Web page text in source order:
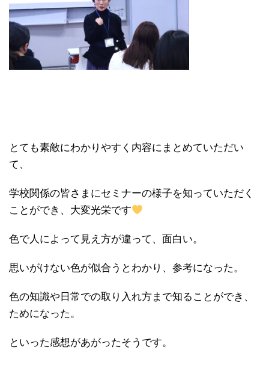
とても素敵にわかりやすく内容にまとめていただい
て、
学校関係の皆さまにセミナーの様子を知っていただく
ことができ、大変光栄です
色で人によって見え方が違って、面白い。
思いがけない色が似合うとわかり、参考になった。
色の知識や日常での取り入れ方まで知ることができ、
ためになった。
といった感想があがったそうです。